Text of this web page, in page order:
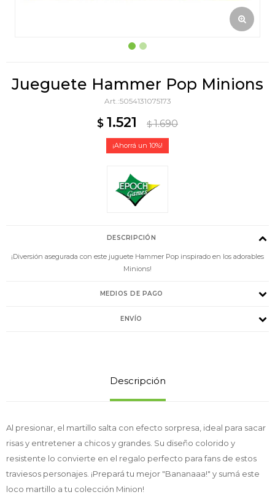
Jueguete Hammer Pop Minions
5054131075173
$ 1.521 $ 1.690
10
DESCRIPCIÓN
¡Diversión asegurada con este juguete Hammer Pop inspirado en los adorables
Minions!
MEDIOS DE PAGO
ENVÍO
Descripción
Al presionar, el martillo salta con efecto sorpresa, ideal para sacar
risas y entretener a chicos y grandes. Su diseño colorido y
resistente lo convierte en el regalo perfecto para fans de estos
traviesos personajes. ¡Prepará tu mejor "Bananaaa!" y sumá este
loco martillo a tu colección Minion!